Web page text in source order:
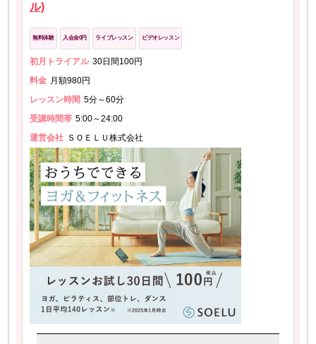
ル)
無料体験 入会金0円 ライブレッスン ビデオレッスン
初月トライアル 30日間100円
料金 月額980円
レッスン時間 5分～60分
受講時間帯 5:00～24:00
運営会社 ＳＯＥＬＵ株式会社